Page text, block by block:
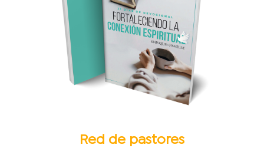
Red de pastores